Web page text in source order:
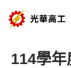
114學年